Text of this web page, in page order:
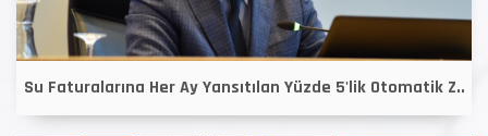
Su Faturalarına Her Ay Yansıtılan Yüzde 5'lik Otomatik Z..